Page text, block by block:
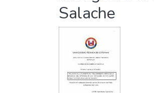
Salache